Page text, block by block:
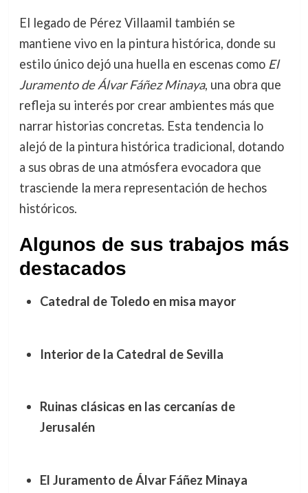
El legado de Pérez Villaamil también se
mantiene vivo en la pintura histórica, donde su
estilo único dejó una huella en escenas como El
Juramento de Álvar Fáñez Minaya, una obra que
refleja su interés por crear ambientes más que
narrar historias concretas. Esta tendencia lo
alejó de la pintura histórica tradicional, dotando
a sus obras de una atmósfera evocadora que
trasciende la mera representación de hechos
históricos.
Algunos de sus trabajos más
destacados
Catedral de Toledo en misa mayor
Interior de la Catedral de Sevilla
Ruinas clásicas en las cercanías de
Jerusalén
El Juramento de Álvar Fáñez Minaya